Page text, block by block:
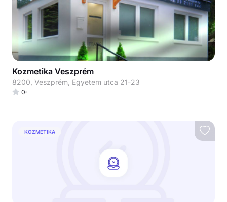
Kozmetika Veszprém
8200, Veszprém, Egyetem utca 21-23
0
KOZMETIKA